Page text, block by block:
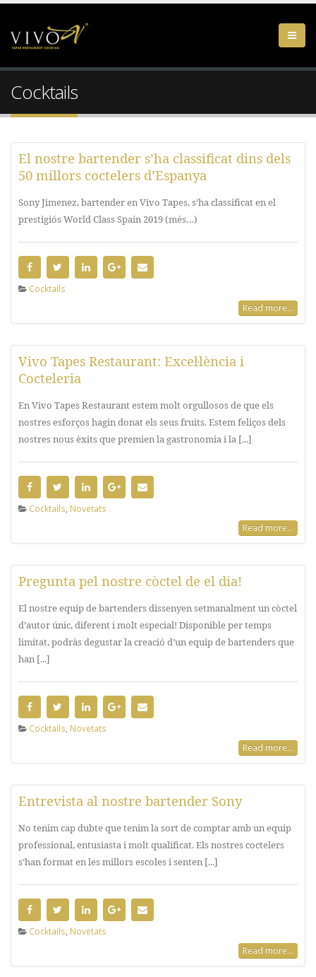
Cocktails
El nostre bartender s’ha classificat dins dels
50 millors coctelers d’Espanya
Sony Jimenez, bartender en Vivo Tapes, s’ha classificat en el
prestigiós World Class Spain 2019 (més…)
Cocktails
Read more...
Vivo Tapes Restaurant: Excel·lència i
Cocteleria
En Vivo Tapes Restaurant estem molt orgullosos de que els
nostres esforços hagin donat els seus fruits. Estem feliços dels
nostres nous èxits que premien la gastronomia i la [...]
Cocktails Novetats
Read more...
Pregunta pel nostre còctel de el dia!
El nostre equip de bartenders dissenyen setmanalment un còctel
d’autor únic, diferent i molt especial! Disponible per temps
limitat, podràs degustar la creació d’un equip de bartenders que
han [...]
Cocktails Novetats
Read more...
Entrevista al nostre bartender Sony
No tenim cap dubte que tenim la sort de comptar amb un equip
professional, entusiasta i molt qualificat. Els nostres coctelers
s’han format en les millors escoles i senten [...]
Cocktails Novetats
Read more...